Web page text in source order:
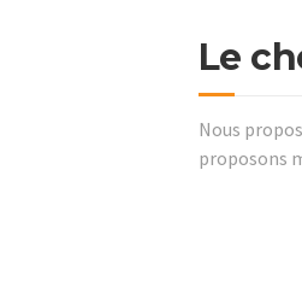
Le
Nous
proposons